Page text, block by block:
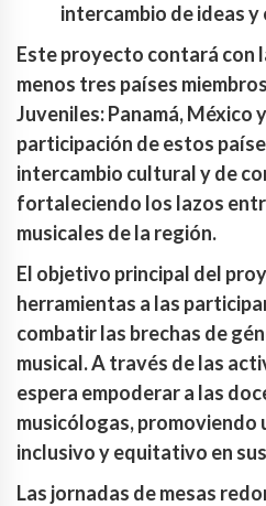
intercambio de ideas y
Este proyecto contará con
menos tres países
Juveniles: Panamá, México
participación de estos
intercambio cultural y de
fortaleciendo los lazos
musicales de la región.
El objetivo principal del
herramientas a las
combatir las brechas de
musical. A través de las
espera empoderar a las
musicólogas, promoviendo
inclusivo y equitativo en
Las jornadas de mesas